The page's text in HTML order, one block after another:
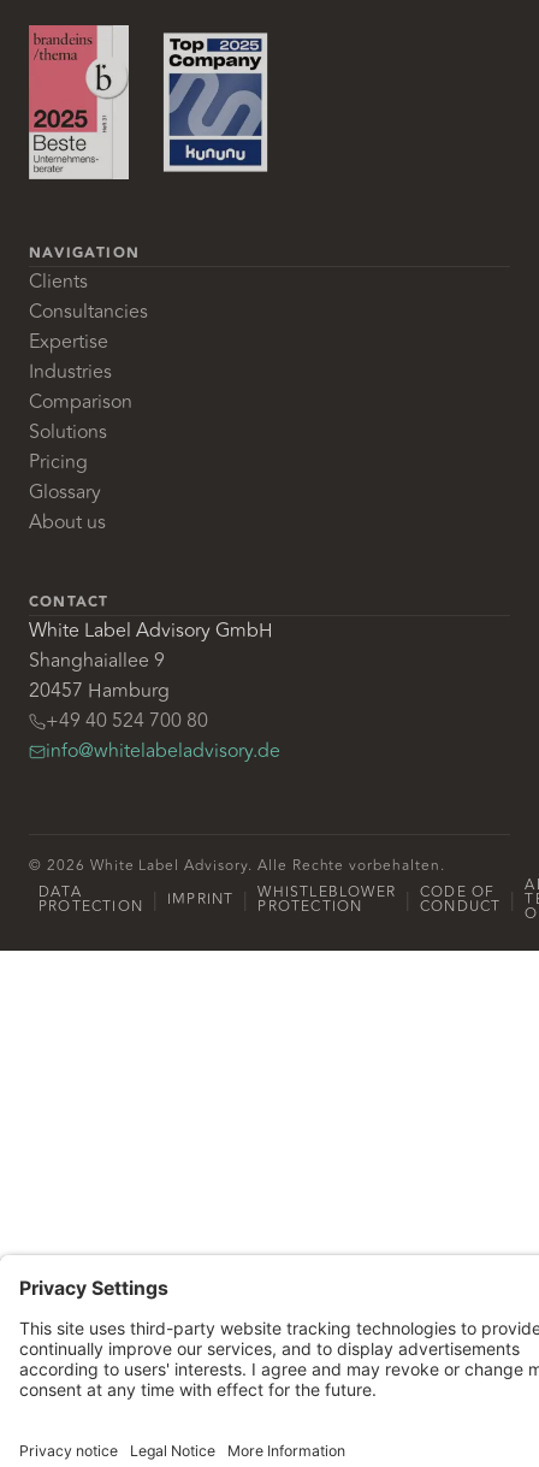
NAVIGATION
Clients
Consultancies
Expertise
Industries
Comparison
Solutions
Pricing
Glossary
About us
CONTACT
White Label Advisory GmbH
Shanghaiallee 9
20457 Hamburg
+49 40 524 700 80
info@whitelabeladvisory.de
© 2026 White Label Advisory. Alle Rechte vorbehalten.
DATA
PROTECTION IMPRINT WHISTLEBLOWER
PROTECTION
CODE OF
CONDUCT